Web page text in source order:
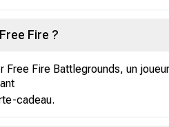
Fire ?
Fire Battlegrounds, un
cadeau.